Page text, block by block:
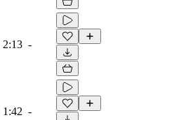
2:13 -
1:42 -